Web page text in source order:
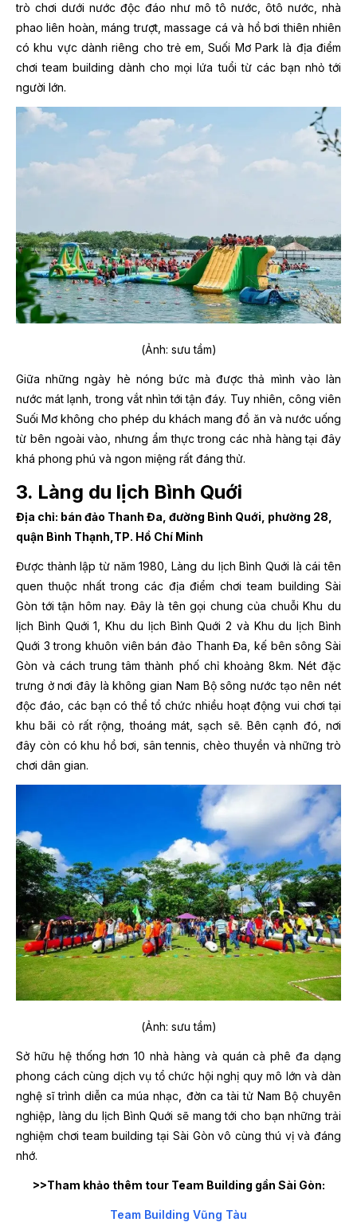
trò chơi dưới nước độc đáo như mô tô nước, ôtô nước, nhà
phao liên hoàn, máng trượt, massage cá và hồ bơi thiên nhiên
có khu vực dành riêng cho trẻ em, Suối Mơ Park là địa điểm
chơi team building dành cho mọi lứa tuổi từ các bạn nhỏ tới
người lớn.
(Ảnh: sưu tầm)
Giữa những ngày hè nóng bức mà được thả mình vào làn
nước mát lạnh, trong vắt nhìn tới tận đáy. Tuy nhiên, công viên
Suối Mơ không cho phép du khách mang đồ ăn và nước uống
từ bên ngoài vào, nhưng ẩm thực trong các nhà hàng tại đây
khá phong phú và ngon miệng rất đáng thử.
3. Làng du lịch Bình Quới
Địa chỉ: bán đảo Thanh Đa, đường Bình Quới, phường 28,
quận Bình Thạnh,TP. Hồ Chí Minh
Được thành lập từ năm 1980, Làng du lịch Bình Quới là cái tên
quen thuộc nhất trong các địa điểm chơi team building Sài
Gòn tới tận hôm nay. Đây là tên gọi chung của chuỗi Khu du
lịch Bình Quới 1, Khu du lịch Bình Quới 2 và Khu du lịch Bình
Quới 3 trong khuôn viên bán đảo Thanh Đa, kế bên sông Sài
Gòn và cách trung tâm thành phố chỉ khoảng 8km. Nét đặc
trưng ở nơi đây là không gian Nam Bộ sông nước tạo nên nét
độc đáo, các bạn có thể tổ chức nhiều hoạt động vui chơi tại
khu bãi cỏ rất rộng, thoáng mát, sạch sẽ. Bên cạnh đó, nơi
đây còn có khu hồ bơi, sân tennis, chèo thuyền và những trò
chơi dân gian.
(Ảnh: sưu tầm)
Sở hữu hệ thống hơn 10 nhà hàng và quán cà phê đa dạng
phong cách cùng dịch vụ tổ chức hội nghị quy mô lớn và dàn
nghệ sĩ trình diễn ca múa nhạc, đờn ca tài tử Nam Bộ chuyên
nghiệp, làng du lịch Bình Quới sẽ mang tới cho bạn những trải
nghiệm chơi team building tại Sài Gòn vô cùng thú vị và đáng
nhớ.
>>Tham khảo thêm tour Team Building gần Sài Gòn:
Team Building Vũng Tàu